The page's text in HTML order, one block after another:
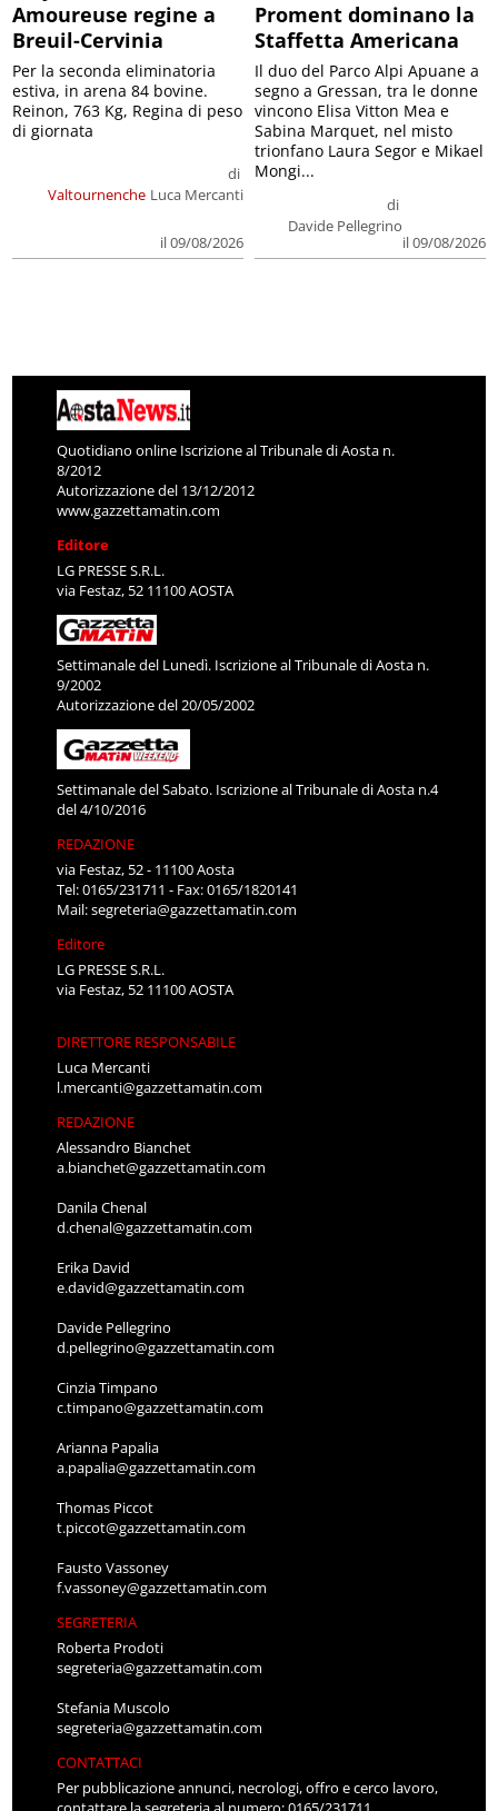
Amoureuse regine a
Breuil-Cervinia
Valtournenche
di
Luca Mercanti
il 09/08/2026
Per la seconda eliminatoria
estiva, in arena 84 bovine.
Reinon, 763 Kg, Regina di peso
di giornata
Proment dominano la
Staffetta Americana
di
Davide Pellegrino
il 09/08/2026
Il duo del Parco Alpi Apuane a
segno a Gressan, tra le donne
vincono Elisa Vitton Mea e
Sabina Marquet, nel misto
trionfano Laura Segor e Mikael
Mongi...
Quotidiano online Iscrizione al Tribunale di Aosta n.
8/2012
Autorizzazione del 13/12/2012
www.gazzettamatin.com
Editore
LG PRESSE S.R.L.
via Festaz, 52 11100 AOSTA
Settimanale del Lunedì. Iscrizione al Tribunale di Aosta n.
9/2002
Autorizzazione del 20/05/2002
Settimanale del Sabato. Iscrizione al Tribunale di Aosta n.4
del 4/10/2016
REDAZIONE
via Festaz, 52 - 11100 Aosta
Tel: 0165/231711 - Fax: 0165/1820141
Mail:segreteria@gazzettamatin.com
Editore
LG PRESSE S.R.L.
via Festaz, 52 11100 AOSTA
DIRETTORE RESPONSABILE
Luca Mercanti
l.mercanti@gazzettamatin.com
REDAZIONE
Alessandro Bianchet
a.bianchet@gazzettamatin.com
Danila Chenal
d.chenal@gazzettamatin.com
Erika David
e.david@gazzettamatin.com
Davide Pellegrino
d.pellegrino@gazzettamatin.com
Cinzia Timpano
c.timpano@gazzettamatin.com
Arianna Papalia
a.papalia@gazzettamatin.com
Thomas Piccot
t.piccot@gazzettamatin.com
Fausto Vassoney
f.vassoney@gazzettamatin.com
SEGRETERIA
Roberta Prodoti
segreteria@gazzettamatin.com
Stefania Muscolo
segreteria@gazzettamatin.com
CONTATTACI
Per pubblicazione annunci, necrologi, offro e cerco lavoro,